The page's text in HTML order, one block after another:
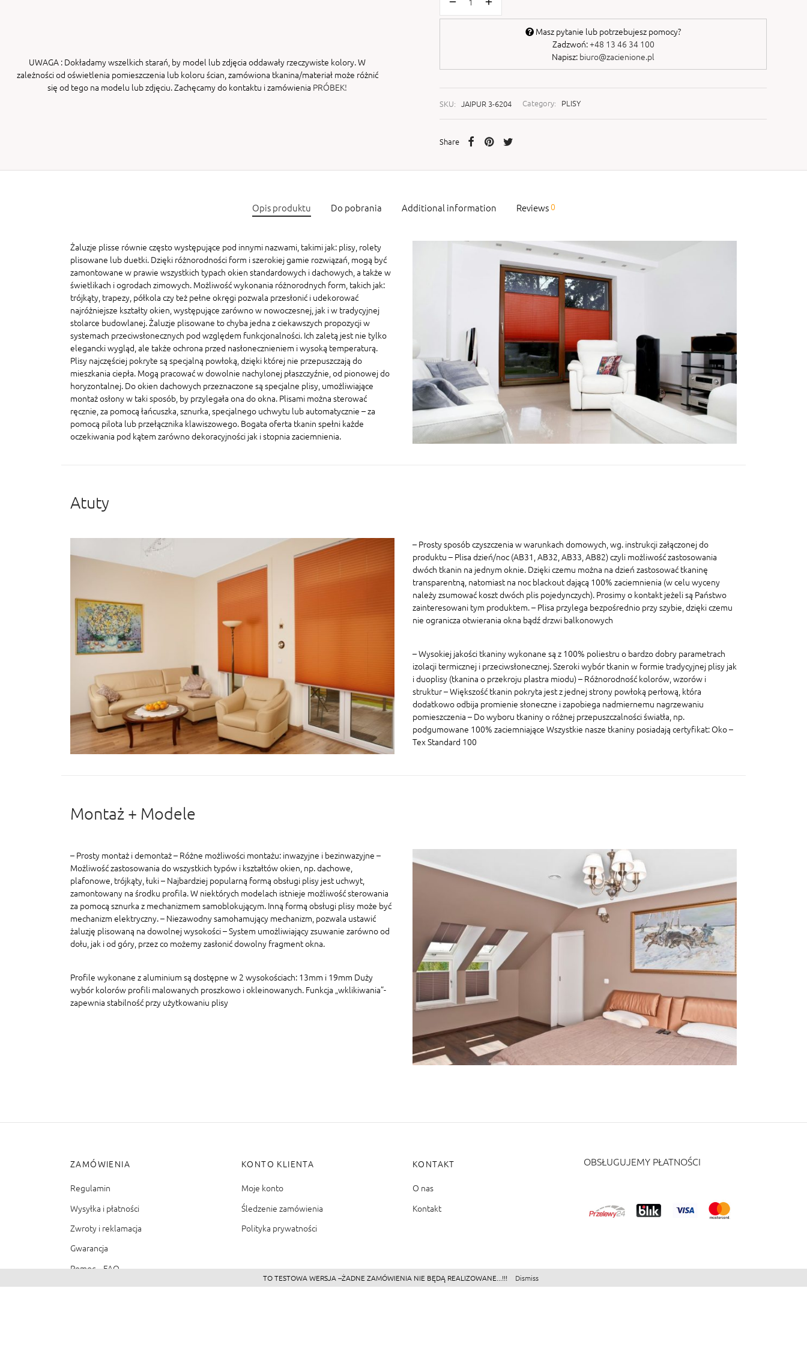
UWAGA : Dokładamy wszelkich starań, by model lub zdjęcia oddawały rzeczywiste kolory. W
zależności od oświetlenia pomieszczenia lub koloru ścian, zamówiona tkanina/materiał może różnić
się od tego na modelu lub zdjęciu. Zachęcamy do kontaktu i zamówienia PRÓBEK!
Masz pytanie lub potrzebujesz pomocy?
Zadzwoń:+48 13 46 34 100
Napisz: biuro@zacienione.pl
SKU: JAIPUR 3-6204 Category: PLISY
Share
Opis produktu Do pobrania Additional information Reviews0
Żaluzje plisse równie często występujące pod innymi nazwami, takimi jak: plisy, rolety
plisowane lub duetki. Dzięki różnorodności form i szerokiej gamie rozwiązań, mogą być
zamontowane w prawie wszystkich typach okien standardowych i dachowych, a także w
świetlikach i ogrodach zimowych. Możliwość wykonania różnorodnych form, takich jak:
trójkąty, trapezy, półkola czy też pełne okręgi pozwala przesłonić i udekorować
najróżniejsze kształty okien, występujące zarówno w nowoczesnej, jak i w tradycyjnej
stolarce budowlanej. Żaluzje plisowane to chyba jedna z ciekawszych propozycji w
systemach przeciwsłonecznych pod względem funkcjonalności. Ich zaletą jest nie tylko
elegancki wygląd, ale także ochrona przed nasłonecznieniem i wysoką temperaturą.
Plisy najczęściej pokryte są specjalną powłoką, dzięki której nie przepuszczają do
mieszkania ciepła. Mogą pracować w dowolnie nachylonej płaszczyźnie, od pionowej do
horyzontalnej. Do okien dachowych przeznaczone są specjalne plisy, umożliwiające
montaż osłony w taki sposób, by przylegała ona do okna. Plisami można sterować
ręcznie, za pomocą łańcuszka, sznurka, specjalnego uchwytu lub automatycznie – za
pomocą pilota lub przełącznika klawiszowego. Bogata oferta tkanin spełni każde
oczekiwania pod kątem zarówno dekoracyjności jak i stopnia zaciemnienia.
Atuty
– Prosty sposób czyszczenia w warunkach domowych, wg. instrukcji załączonej do
produktu – Plisa dzień/noc (AB31, AB32, AB33, AB82) czyli możliwość zastosowania
dwóch tkanin na jednym oknie. Dzięki czemu można na dzień zastosować tkaninę
transparentną, natomiast na noc blackout dającą 100% zaciemnienia (w celu wyceny
należy zsumować koszt dwóch plis pojedynczych). Prosimy o kontakt jeżeli są Państwo
zainteresowani tym produktem. – Plisa przylega bezpośrednio przy szybie, dzięki czemu
nie ogranicza otwierania okna bądź drzwi balkonowych
– Wysokiej jakości tkaniny wykonane są z 100% poliestru o bardzo dobry parametrach
izolacji termicznej i przeciwsłonecznej. Szeroki wybór tkanin w formie tradycyjnej plisy jak
i duoplisy (tkanina o przekroju plastra miodu) – Różnorodność kolorów, wzorów i
struktur – Większość tkanin pokryta jest z jednej strony powłoką perłową, która
dodatkowo odbija promienie słoneczne i zapobiega nadmiernemu nagrzewaniu
pomieszczenia – Do wyboru tkaniny o różnej przepuszczalności światła, np.
podgumowane 100% zaciemniające Wszystkie nasze tkaniny posiadają certyfikat: Oko –
Tex Standard 100
Montaż + Modele
– Prosty montaż i demontaż – Różne możliwości montażu: inwazyjne i bezinwazyjne –
Możliwość zastosowania do wszystkich typów i kształtów okien, np. dachowe,
plafonowe, trójkąty, łuki – Najbardziej popularną formą obsługi plisy jest uchwyt,
zamontowany na środku profila. W niektórych modelach istnieje możliwość sterowania
za pomocą sznurka z mechanizmem samoblokującym. Inną formą obsługi plisy może być
mechanizm elektryczny. – Niezawodny samohamujący mechanizm, pozwala ustawić
żaluzję plisowaną na dowolnej wysokości – System umożliwiający zsuwanie zarówno od
dołu, jak i od góry, przez co możemy zasłonić dowolny fragment okna.
Profile wykonane z aluminium są dostępne w 2 wysokościach: 13mm i 19mm Duży
wybór kolorów profili malowanych proszkowo i okleinowanych. Funkcja „wklikiwania”-
zapewnia stabilność przy użytkowaniu plisy
ZAMÓWIENIA
Regulamin
Wysyłka i płatności
Zwroty i reklamacja
Gwarancja
Pomoc – FAQ
KONTO KLIENTA
Moje konto
Śledzenie zamówienia
Polityka prywatności
KONTAKT
O nas
Kontakt
OBSŁUGUJEMY PŁATNOŚCI
TO TESTOWA WERSJA --ŻADNE ZAMÓWIENIA NIE BĘDĄ REALIZOWANE...!!! Dismiss